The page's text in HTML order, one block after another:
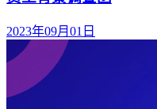
2023年09月01日